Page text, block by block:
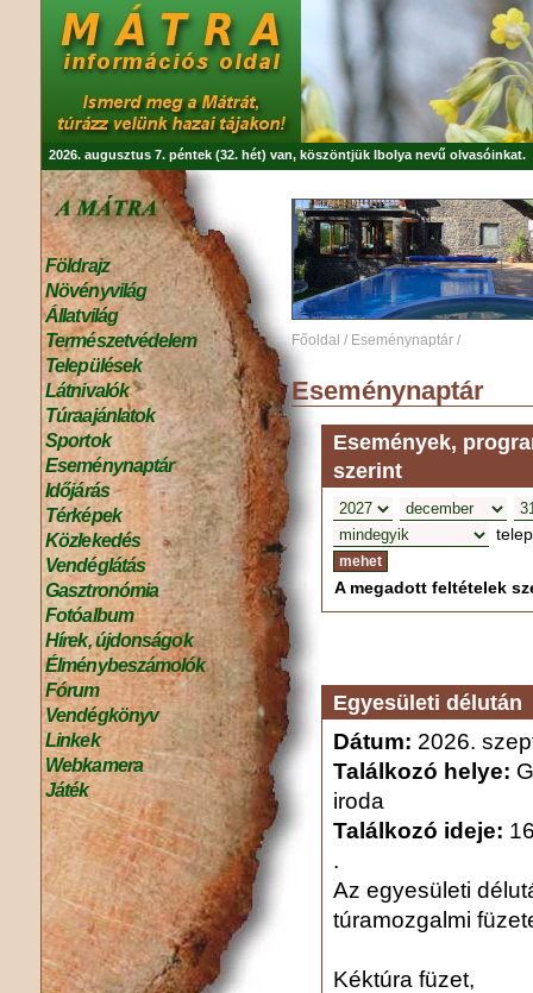
2026. augusztus 7. péntek (32. hét) van, köszöntjük Ibolya nevű olvasóinkat.
Földrajz
Növényvilág
Állatvilág
Természetvédelem
Települések
Látnivalók
Túraajánlatok
Sportok
Eseménynaptár
Időjárás
Térképek
Közlekedés
Vendéglátás
Gasztronómia
Fotóalbum
Hírek, újdonságok
Élménybeszámolók
Fórum
Vendégkönyv
Linkek
Webkamera
Játék
Főoldal / Eseménynaptár /
Eseménynaptár
Események,
szerint
A megadott feltételek
Egyesületi délután
Dátum: 2026.
Találkozó helye:
iroda
Találkozó ideje:
.
Az egyesületi
túramozgalmi
Kéktúra füzet,